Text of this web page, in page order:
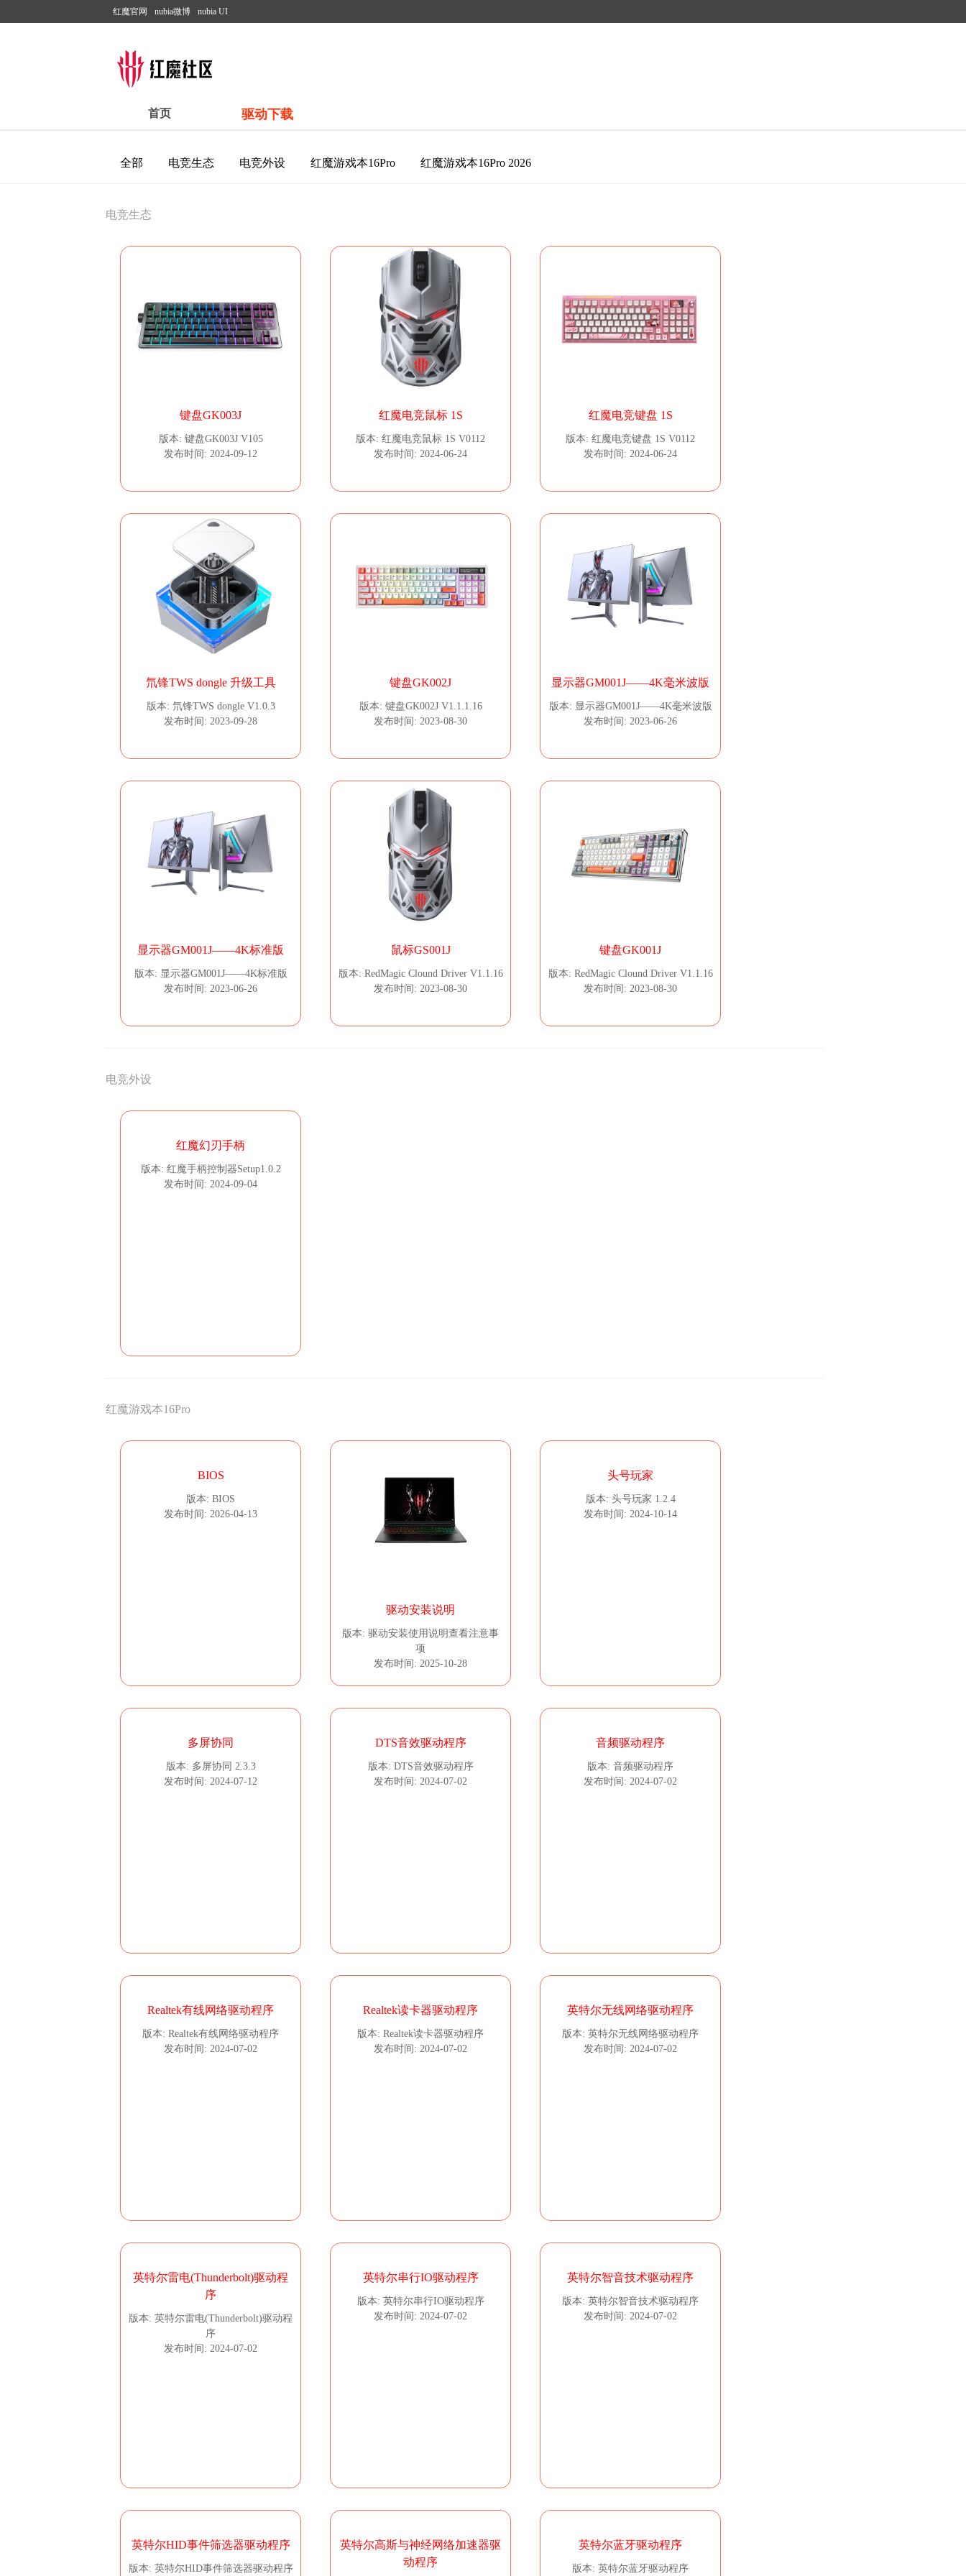
红魔官网 nubia微博 nubia UI
首页 驱动下载
全部 电竞生态 电竞外设 红魔游戏本16Pro 红魔游戏本16Pro 2026
电竞生态
键盘GK003J
版本: 键盘GK003J V105
发布时间: 2024-09-12
红魔电竞鼠标 1S
版本: 红魔电竞鼠标 1S V0112
发布时间: 2024-06-24
红魔电竞键盘 1S
版本: 红魔电竞键盘 1S V0112
发布时间: 2024-06-24
氘锋TWS dongle 升级工具
版本: 氘锋TWS dongle V1.0.3
发布时间: 2023-09-28
键盘GK002J
版本: 键盘GK002J V1.1.1.16
发布时间: 2023-08-30
显示器GM001J——4K毫米波版
版本: 显示器GM001J——4K毫米波版
发布时间: 2023-06-26
显示器GM001J——4K标准版
版本: 显示器GM001J——4K标准版
发布时间: 2023-06-26
鼠标GS001J
版本: RedMagic Clound Driver V1.1.16
发布时间: 2023-08-30
键盘GK001J
版本: RedMagic Clound Driver V1.1.16
发布时间: 2023-08-30
电竞外设
红魔幻刃手柄
版本: 红魔手柄控制器Setup1.0.2
发布时间: 2024-09-04
红魔游戏本16Pro
BIOS
版本: BIOS
发布时间: 2026-04-13
驱动安装说明
版本: 驱动安装使用说明查看注意事
项
发布时间: 2025-10-28
头号玩家
版本: 头号玩家 1.2.4
发布时间: 2024-10-14
多屏协同
版本: 多屏协同 2.3.3
发布时间: 2024-07-12
DTS音效驱动程序
版本: DTS音效驱动程序
发布时间: 2024-07-02
音频驱动程序
版本: 音频驱动程序
发布时间: 2024-07-02
Realtek有线网络驱动程序
版本: Realtek有线网络驱动程序
发布时间: 2024-07-02
Realtek读卡器驱动程序
版本: Realtek读卡器驱动程序
发布时间: 2024-07-02
英特尔无线网络驱动程序
版本: 英特尔无线网络驱动程序
发布时间: 2024-07-02
英特尔雷电(Thunderbolt)驱动程
序
版本: 英特尔雷电(Thunderbolt)驱动程
序
发布时间: 2024-07-02
英特尔串行IO驱动程序
版本: 英特尔串行IO驱动程序
发布时间: 2024-07-02
英特尔智音技术驱动程序
版本: 英特尔智音技术驱动程序
发布时间: 2024-07-02
英特尔HID事件筛选器驱动程序
版本: 英特尔HID事件筛选器驱动程序
英特尔高斯与神经网络加速器驱
动程序
英特尔蓝牙驱动程序
版本: 英特尔蓝牙驱动程序